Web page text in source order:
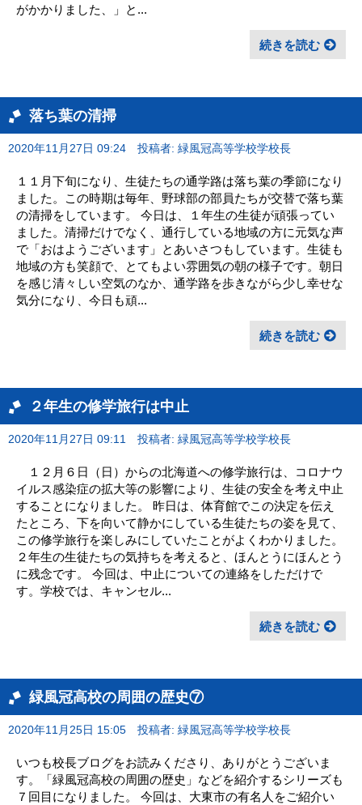
がかかりました、」と...
続きを読む
落ち葉の清掃
2020年11月27日 09:24 投稿者: 緑風冠高等学校学校長
１１月下旬になり、生徒たちの通学路は落ち葉の季節になり
ました。この時期は毎年、野球部の部員たちが交替で落ち葉
の清掃をしています。 今日は、１年生の生徒が頑張ってい
ました。清掃だけでなく、通行している地域の方に元気な声
で「おはようございます」とあいさつもしています。生徒も
地域の方も笑顔で、とてもよい雰囲気の朝の様子です。朝日
を感じ清々しい空気のなか、通学路を歩きながら少し幸せな
気分になり、今日も頑...
続きを読む
２年生の修学旅行は中止
2020年11月27日 09:11 投稿者: 緑風冠高等学校学校長
１２月６日（日）からの北海道への修学旅行は、コロナウ
イルス感染症の拡大等の影響により、生徒の安全を考え中止
することになりました。 昨日は、体育館でこの決定を伝え
たところ、下を向いて静かにしている生徒たちの姿を見て、
この修学旅行を楽しみにしていたことがよくわかりました。
２年生の生徒たちの気持ちを考えると、ほんとうにほんとう
に残念です。 今回は、中止についての連絡をしただけで
す。学校では、キャンセル...
続きを読む
緑風冠高校の周囲の歴史⑦
2020年11月25日 15:05 投稿者: 緑風冠高等学校学校長
いつも校長ブログをお読みくださり、ありがとうございま
す。「緑風冠高校の周囲の歴史」などを紹介するシリーズも
７回目になりました。 今回は、大東市の有名人をご紹介い